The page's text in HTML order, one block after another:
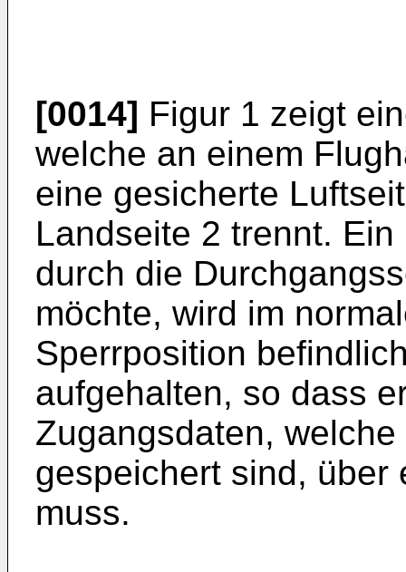
[0014] Figur 1 zeigt
welche an einem
eine gesicherte
Landseite 2 trennt.
durch die
möchte, wird im
Sperrposition
aufgehalten, so dass
Zugangsdaten,
gespeichert sind, über
muss.